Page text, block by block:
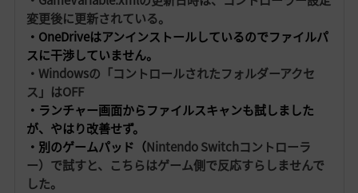
変更後に更新されている。
・OneDriveはアンインストールしているのでファイルパ
スに干渉していません。
・Windowsの「コントロールされたフォルダーアクセ
ス」はOFF
・ランチャー画面からファイルスキャンも試しました
が、やはり改善せず。
・別のゲームパッド（Nintendo Switchコントローラ
ー）で試すと、こちらはゲーム側で反応すらしませんで
した。